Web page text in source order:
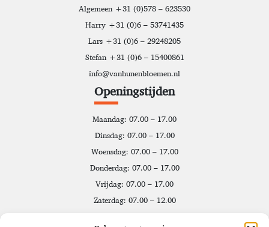
Algemeen +31 (0)578 – 623530
Harry +31 (0)6 – 53741435
Lars +31 (0)6 – 29248205
Stefan +31 (0)6 – 15400861
info@vanhunenbloemen.nl
Openingstijden
Maandag: 07.00 – 17.00
Dinsdag: 07.00 – 17.00
Woensdag: 07.00 – 17.00
Donderdag: 07.00 – 17.00
Vrijdag: 07.00 – 17.00
Zaterdag: 07.00 – 12.00